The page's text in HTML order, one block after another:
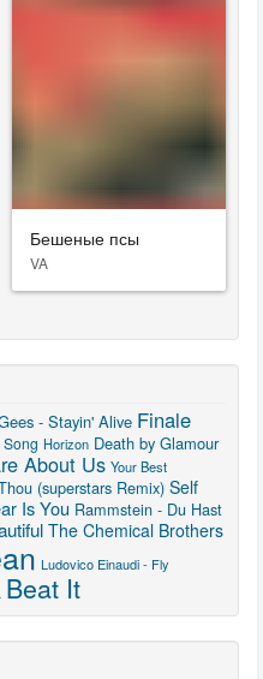
Бешеные псы
VA
- Stayin' Alive Finale
Song Horizon Death by Glamour
About Us Your Best
(superstars Remix) Self
Is You Rammstein - Du Hast
The Chemical Brothers
Ludovico Einaudi - Fly
Beat It